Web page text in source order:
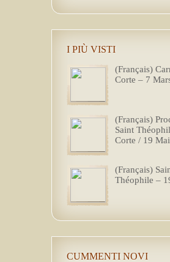
I PIÙ VISTI
(Français)
Corte – 7
(Français)
Saint
Corte / 19
(Français)
Théophile –
CUMMENTI NOVI